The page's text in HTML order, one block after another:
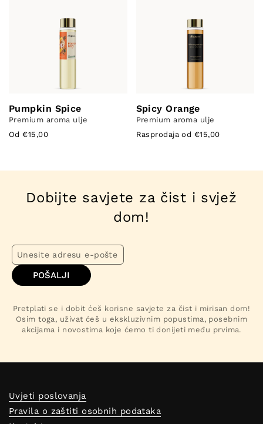
Pumpkin Spice
Premium aroma ulje
Od €15,00
Spicy Orange
Premium aroma ulje
Rasprodaja od €15,00
Dobijte savjete za čist i svjež
dom!
POŠALJI
Pretplati se i dobit ćeš korisne savjete za čist i mirisan dom!
Osim toga, uživat ćeš u ekskluzivnim popustima, posebnim
akcijama i novostima koje ćemo ti donijeti među prvima.
Uvjeti poslovanja
Pravila o zaštiti osobnih podataka